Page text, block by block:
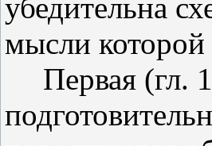
убедительна
мысли которой
Первая (гл.